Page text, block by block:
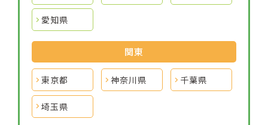
愛知県
関東
東京都 神奈川県 千葉県
埼玉県